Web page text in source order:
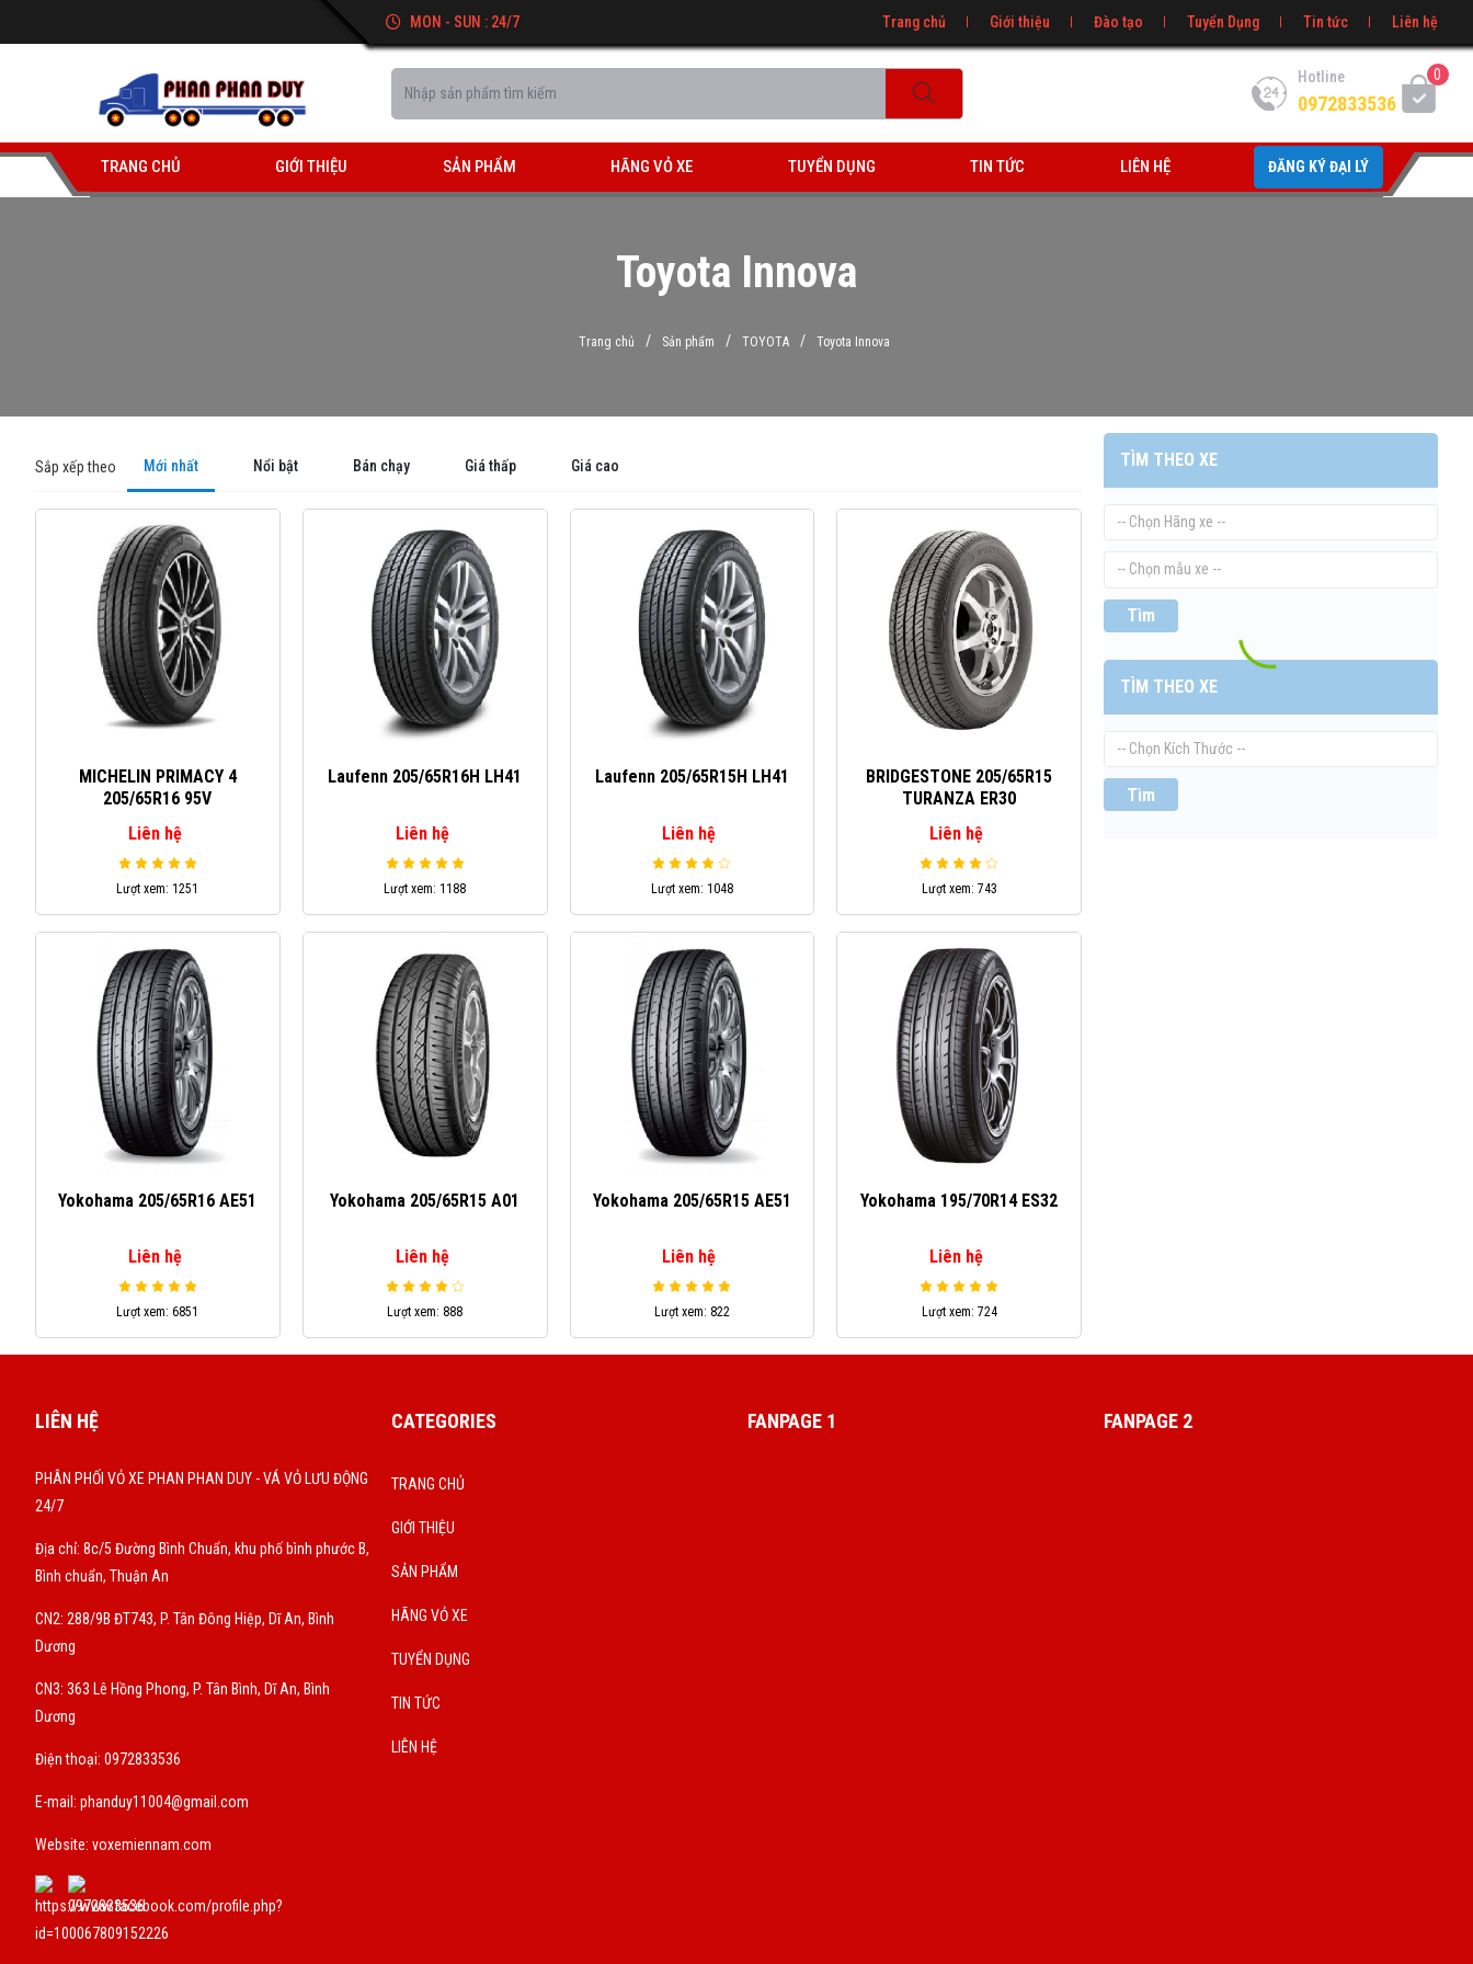
MON - SUN : 24/7 Trang chủ Giới thiệu Đào tạo Tuyển Dụng Tin tức Liên hệ
Hotline
0972833536
0
TRANG CHỦ GIỚI THIỆU SẢN PHẨM HÃNG VỎ XE TUYỂN DỤNG TIN TỨC LIÊN HỆ ĐĂNG KÝ ĐẠI LÝ
Toyota Innova
Trang chủ / Sản phẩm / TOYOTA / Toyota Innova
Sắp xếp theo Mới nhất Nổi bật Bán chạy Giá thấp Giá cao
MICHELIN PRIMACY 4
205/65R16 95V
Liên hệ
Lượt xem: 1251
Laufenn 205/65R16H LH41
Liên hệ
Lượt xem: 1188
Laufenn 205/65R15H LH41
Liên hệ
Lượt xem: 1048
BRIDGESTONE 205/65R15
TURANZA ER30
Liên hệ
Lượt xem: 743
Yokohama 205/65R16 AE51
Liên hệ
Lượt xem: 6851
Yokohama 205/65R15 A01
Liên hệ
Lượt xem: 888
Yokohama 205/65R15 AE51
Liên hệ
Lượt xem: 822
Yokohama 195/70R14 ES32
Liên hệ
Lượt xem: 724
TÌM THEO XE
Tìm
TÌM THEO XE
Tìm
LIÊN HỆ
PHÂN PHỐI VỎ XE PHAN PHAN DUY - VÁ VỎ LƯU ĐỘNG
24/7
Địa chỉ: 8c/5 Đường Bình Chuẩn, khu phố bình phước B,
Bình chuẩn, Thuận An
CN2: 288/9B ĐT743, P. Tân Đông Hiệp, Dĩ An, Bình
Dương
CN3: 363 Lê Hồng Phong, P. Tân Bình, Dĩ An, Bình
Dương
Điện thoại: 0972833536
E-mail: phanduy11004@gmail.com
Website: voxemiennam.com
CATEGORIES
TRANG CHỦ
GIỚI THIỆU
SẢN PHẨM
HÃNG VỎ XE
TUYỂN DỤNG
TIN TỨC
LIÊN HỆ
FANPAGE 1 FANPAGE 2